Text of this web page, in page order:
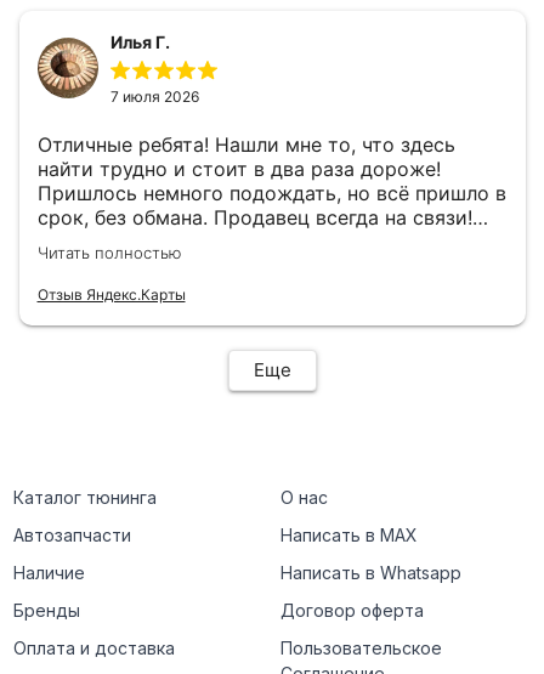
Илья Г.
7 июля 2026
Отличные ребята! Нашли мне то, что здесь
найти трудно и стоит в два раза дороже!
Пришлось немного подождать, но всё пришло в
срок, без обмана. Продавец всегда на связи!
Буду ещё обращаться! 👍
Читать полностью
Отзыв Яндекс.Карты
Еще
Каталог тюнинга
Автозапчасти
Наличие
Бренды
Оплата и доставка
О нас
Написать в MAX
Написать в Whatsapp
Договор оферта
Пользовательское